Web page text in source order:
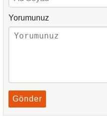
Yorumunuz
Gönder